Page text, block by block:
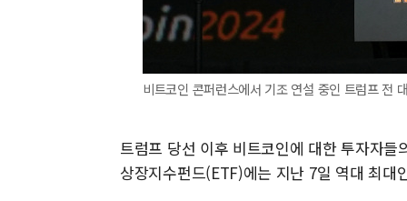
비트코인 콘퍼런스에서 기조 연설 중인 트럼프 전
트럼프 당선 이후 비트코인에 대한 투자자
상장지수펀드(ETF)에는 지난 7일 역대 최대